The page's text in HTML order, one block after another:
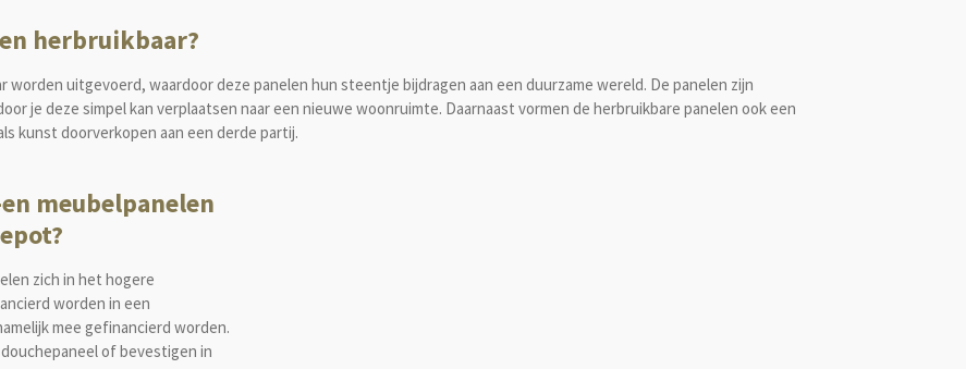
herbruikbaar?
worden uitgevoerd, waardoor deze panelen hun steentje bijdragen aan een duurzame wereld. De panelen zijn
je deze simpel kan verplaatsen naar een nieuwe woonruimte. Daarnaast vormen de herbruikbare panelen ook een
kunst doorverkopen aan een derde partij.
meubelpanelen
zich in het hogere
worden in een
mee gefinancierd worden.
of bevestigen in